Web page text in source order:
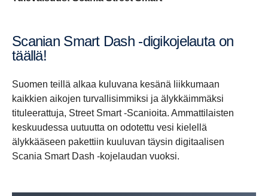
Scanian Smart Dash -digikojelauta on
täällä!
Suomen teillä alkaa kuluvana kesänä liikkumaan
kaikkien aikojen turvallisimmiksi ja älykkäimmäksi
tituleerattuja, Street Smart -Scanioita. Ammattilaisten
keskuudessa uutuutta on odotettu vesi kielellä
älykkääseen pakettiin kuuluvan täysin digitaalisen
Scania Smart Dash -kojelaudan vuoksi.